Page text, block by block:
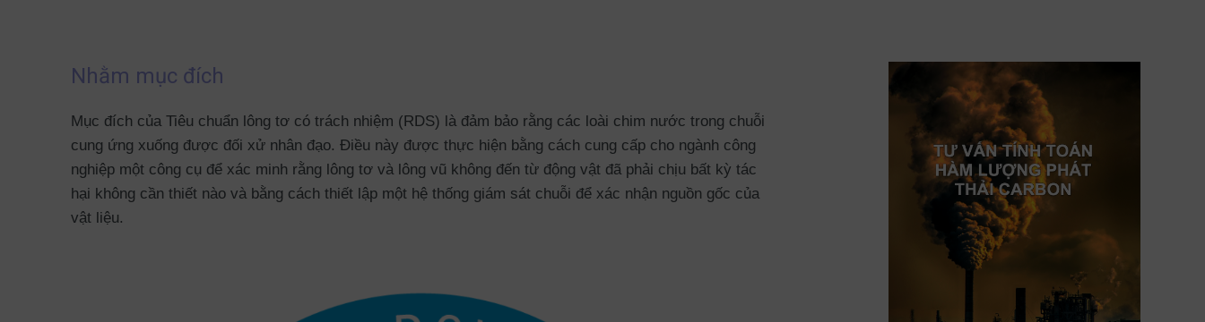
Nhằm mục đích
Mục đích của Tiêu chuẩn lông tơ có trách nhiệm (RDS) là đảm bảo rằng các loài chim nước trong chuỗi
cung ứng xuống được đối xử nhân đạo. Điều này được thực hiện bằng cách cung cấp cho ngành công
nghiệp một công cụ để xác minh rằng lông tơ và lông vũ không đến từ động vật đã phải chịu bất kỳ tác
hại không cần thiết nào và bằng cách thiết lập một hệ thống giám sát chuỗi để xác nhận nguồn gốc của
vật liệu.